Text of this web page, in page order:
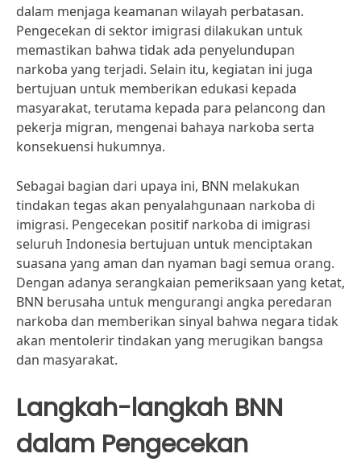
dalam menjaga keamanan wilayah perbatasan.
Pengecekan di sektor imigrasi dilakukan untuk
memastikan bahwa tidak ada penyelundupan
narkoba yang terjadi. Selain itu, kegiatan ini juga
bertujuan untuk memberikan edukasi kepada
masyarakat, terutama kepada para pelancong dan
pekerja migran, mengenai bahaya narkoba serta
konsekuensi hukumnya.
Sebagai bagian dari upaya ini, BNN melakukan
tindakan tegas akan penyalahgunaan narkoba di
imigrasi. Pengecekan positif narkoba di imigrasi
seluruh Indonesia bertujuan untuk menciptakan
suasana yang aman dan nyaman bagi semua orang.
Dengan adanya serangkaian pemeriksaan yang ketat,
BNN berusaha untuk mengurangi angka peredaran
narkoba dan memberikan sinyal bahwa negara tidak
akan mentolerir tindakan yang merugikan bangsa
dan masyarakat.
Langkah-langkah BNN
dalam Pengecekan